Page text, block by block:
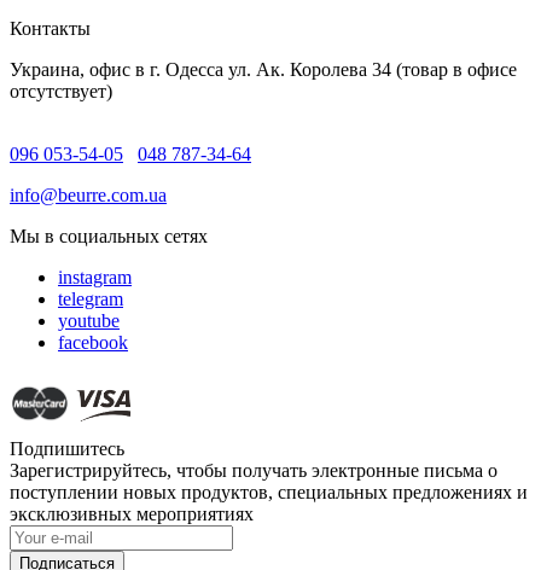
Контакты
Украина, офис в г. Одесса ул. Ак. Королева 34 (товар в офисе
отсутствует)
096 053-54-05
048 787-34-64
info@beurre.com.ua
Мы в социальных сетях
instagram
telegram
youtube
facebook
Подпишитесь
Зарегистрируйтесь, чтобы получать электронные письма о
поступлении новых продуктов, специальных предложениях и
эксклюзивных мероприятиях
Подписаться